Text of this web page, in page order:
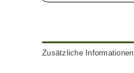
Zusätzliche Informationen